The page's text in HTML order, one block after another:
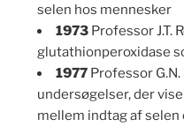
selen hos mennesker
1973 Professor J.T.
glutathionperoxidase
1977 Professor
undersøgelser, der
mellem indtag af